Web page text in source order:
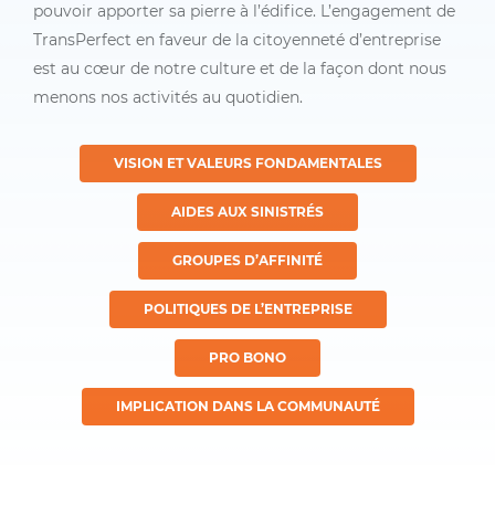
pouvoir apporter sa pierre à l’édifice. L’engagement de
TransPerfect en faveur de la citoyenneté d’entreprise
est au cœur de notre culture et de la façon dont nous
menons nos activités au quotidien.
VISION ET VALEURS FONDAMENTALES
AIDES AUX SINISTRÉS
GROUPES D’AFFINITÉ
POLITIQUES DE L’ENTREPRISE
PRO BONO
IMPLICATION DANS LA COMMUNAUTÉ